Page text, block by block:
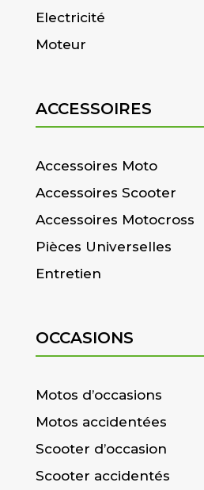
Electricité
Moteur
ACCESSOIRES
Accessoires Moto
Accessoires Scooter
Accessoires Motocross
Pièces Universelles
Entretien
OCCASIONS
Motos d’occasions
Motos accidentées
Scooter d’occasion
Scooter accidentés